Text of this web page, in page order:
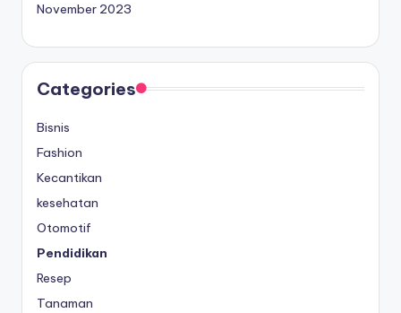
November 2023
Categories
Bisnis
Fashion
Kecantikan
kesehatan
Otomotif
Pendidikan
Resep
Tanaman